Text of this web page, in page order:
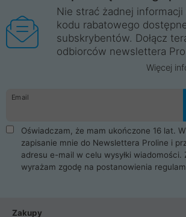
Nie strać żadnej
kodu rabatowego
subskrybentów. Dołącz
odbiorców newslettera
Więcej
Email
Oświadczam, że mam ukończone 16 lat.
zapisanie mnie do Newslettera Proline i
adresu e-mail w celu wysyłki wiadomości.
wyrażam zgodę na postanowienia
Zakupy